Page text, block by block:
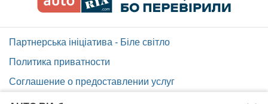
Партнерська ініціатива - Біле світло
Политика приватности
Соглашение о предоставлении услуг
Помощь по сайту AUTO.RIA